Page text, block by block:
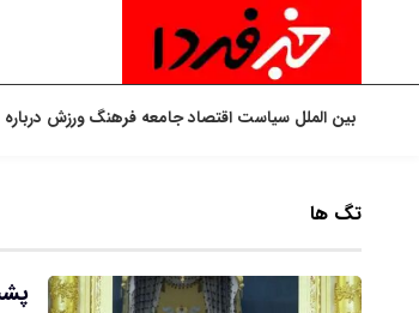
بین الملل سیاست اقتصادجامعه فرهنگورزش
تگ ها